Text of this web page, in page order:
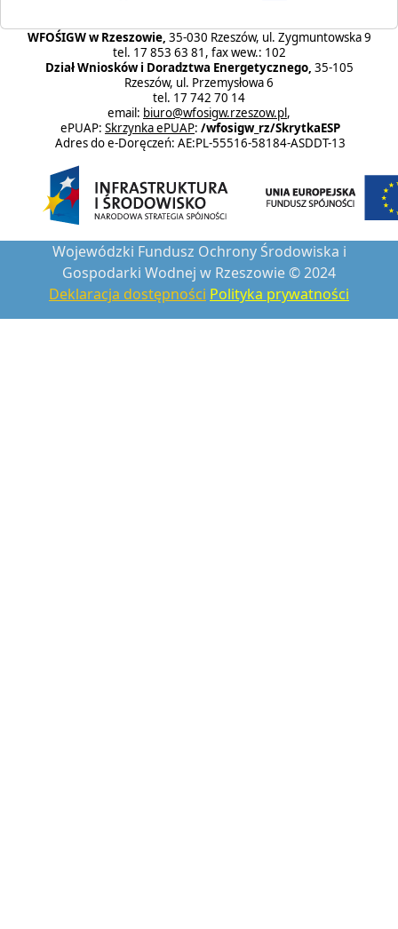
WFOŚIGW w Rzeszowie, 35-030 Rzeszów, ul. Zygmuntowska 9
tel. 17 853 63 81, fax wew.: 102
Dział Wniosków i Doradztwa Energetycznego, 35-105
Rzeszów, ul. Przemysłowa 6
tel. 17 742 70 14
email: biuro@wfosigw.rzeszow.pl,
ePUAP: Skrzynka ePUAP: /wfosigw_rz/SkrytkaESP
Adres do e-Doręczeń: AE:PL-55516-58184-ASDDT-13
Wojewódzki Fundusz Ochrony Środowiska i
Gospodarki Wodnej w Rzeszowie © 2024
Deklaracja dostępności Polityka prywatności